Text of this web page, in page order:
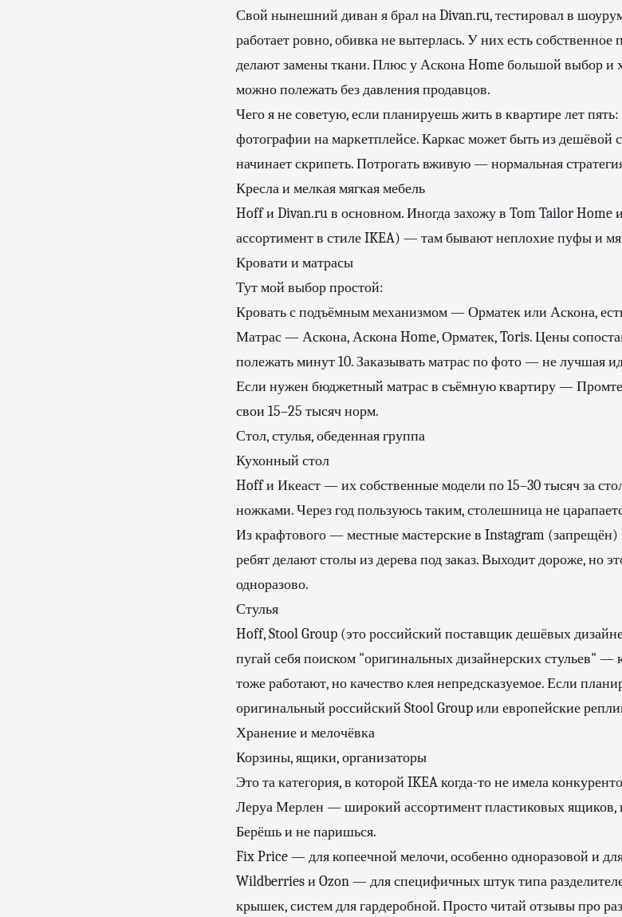
Свой нынешний диван я брал на Divan.ru, тестировал в
работает ровно, обивка не вытерлась. У них есть
делают замены ткани. Плюс у Аскона Home большой выбор
можно полежать без давления продавцов.
Чего я не советую, если планируешь жить в квартире лет
фотографии на маркетплейсе. Каркас может быть из дешёвой
начинает скрипеть. Потрогать вживую — нормальная
Кресла и мелкая мягкая мебель
Hoff и Divan.ru в основном. Иногда захожу в Tom Tailor Home
ассортимент в стиле IKEA) — там бывают неплохие пуфы и
Кровати и матрасы
Тут мой выбор простой:
Кровать с подъёмным механизмом — Орматек или Аскона,
Матрас — Аскона, Аскона Home, Орматек, Toris. Цены
полежать минут 10. Заказывать матрас по фото — не лучшая
Если нужен бюджетный матрас в съёмную квартиру —
свои 15–25 тысяч норм.
Стол, стулья, обеденная группа
Кухонный стол
Hoff и Икеаст — их собственные модели по 15–30 тысяч за
ножками. Через год пользуюсь таким, столешница не
Из крафтового — местные мастерские в Instagram
ребят делают столы из дерева под заказ. Выходит дороже, но
одноразово.
Стулья
Hoff, Stool Group (это российский поставщик дешёвых
пугай себя поиском "оригинальных дизайнерских стульев" —
тоже работают, но качество клея непредсказуемое. Если
оригинальный российский Stool Group или европейские
Хранение и мелочёвка
Корзины, ящики, организаторы
Это та категория, в которой IKEA когда-то не имела
Леруа Мерлен — широкий ассортимент пластиковых ящиков,
Берёшь и не паришься.
Fix Price — для копеечной мелочи, особенно одноразовой и
Wildberries и Ozon — для специфичных штук типа
крышек, систем для гардеробной. Просто читай отзывы про